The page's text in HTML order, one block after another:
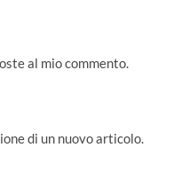
al mio commento.
di un nuovo articolo.